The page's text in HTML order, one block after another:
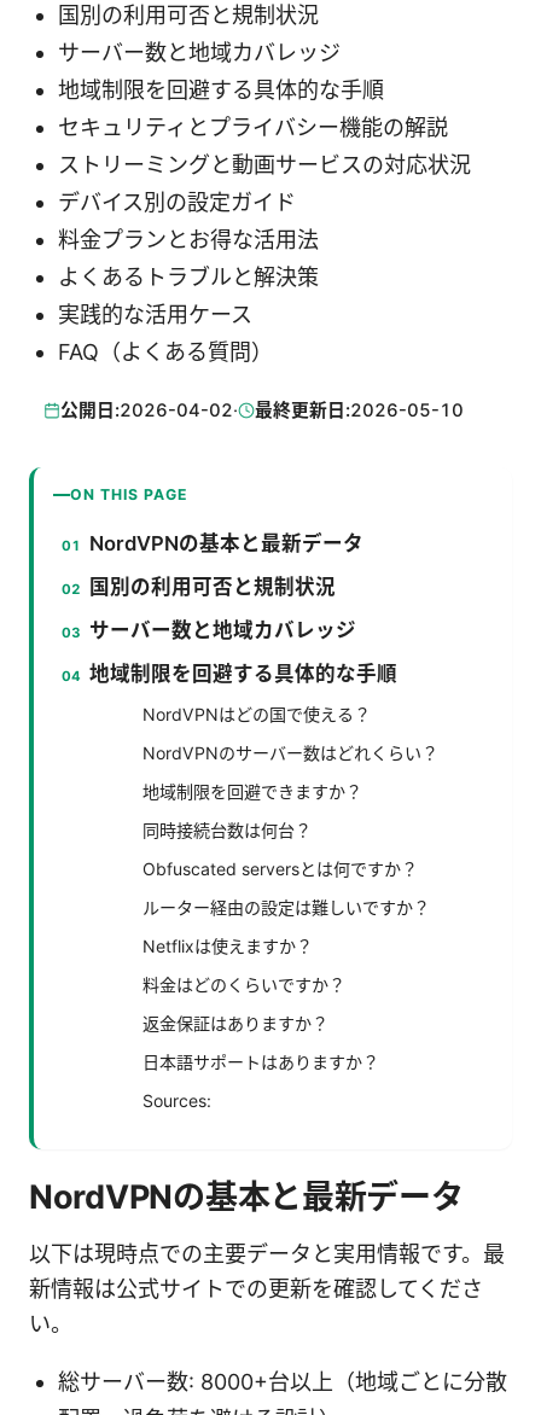
国別の利用可否と規制状況
サーバー数と地域カバレッジ
地域制限を回避する具体的な手順
セキュリティとプライバシー機能の解説
ストリーミングと動画サービスの対応状況
デバイス別の設定ガイド
料金プランとお得な活用法
よくあるトラブルと解決策
実践的な活用ケース
FAQ（よくある質問）
公開日:2026-04-02· 最終更新日:2026-05-10
ON THIS PAGE
NordVPNの基本と最新データ
国別の利用可否と規制状況
サーバー数と地域カバレッジ
地域制限を回避する具体的な手順
NordVPNはどの国で使える？
NordVPNのサーバー数はどれくらい？
地域制限を回避できますか？
同時接続台数は何台？
Obfuscated serversとは何ですか？
ルーター経由の設定は難しいですか？
Netflixは使えますか？
料金はどのくらいですか？
返金保証はありますか？
日本語サポートはありますか？
Sources:
NordVPNの基本と最新データ
以下は現時点での主要データと実用情報です。最
新情報は公式サイトでの更新を確認してくださ
い。
総サーバー数: 8000+台以上（地域ごとに分散